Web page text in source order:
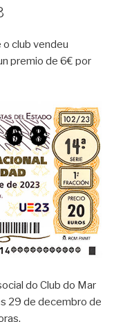
o club vendeu
premio de 6€ por
do Club do Mar
29 de decembro de